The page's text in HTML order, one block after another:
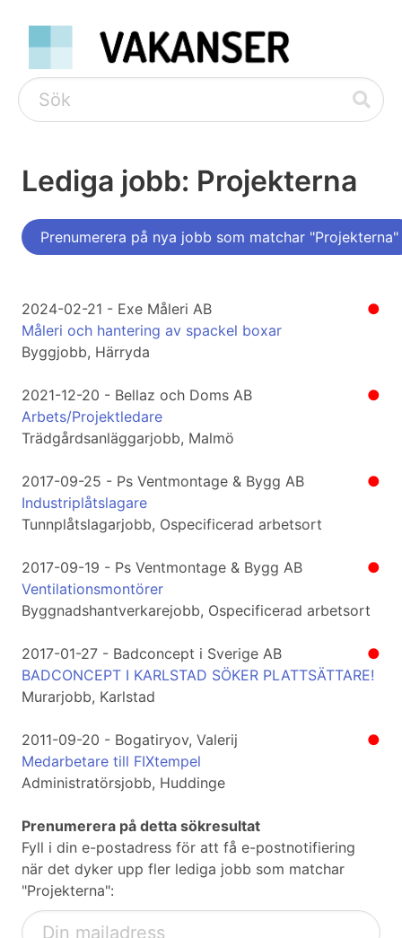
Lediga jobb: Projekterna
Prenumerera på nya jobb som matchar "Projekterna"
●
2024-02-21 - Exe Måleri AB
Måleri och hantering av spackel boxar
Byggjobb, Härryda
●
2021-12-20 - Bellaz och Doms AB
Arbets/Projektledare
Trädgårdsanläggarjobb, Malmö
●
2017-09-25 - Ps Ventmontage & Bygg AB
Industriplåtslagare
Tunnplåtslagarjobb, Ospecificerad arbetsort
●
2017-09-19 - Ps Ventmontage & Bygg AB
Ventilationsmontörer
Byggnadshantverkarejobb, Ospecificerad arbetsort
●
2017-01-27 - Badconcept i Sverige AB
BADCONCEPT I KARLSTAD SÖKER PLATTSÄTTARE!
Murarjobb, Karlstad
●
2011-09-20 - Bogatiryov, Valerij
Medarbetare till FIXtempel
Administratörsjobb, Huddinge
Prenumerera på detta sökresultat
Fyll i din e-postadress för att få e-postnotifiering
när det dyker upp fler lediga jobb som matchar
"Projekterna":